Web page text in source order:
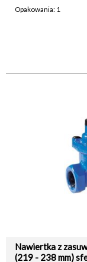
Opakowania: 1
Nawiertka z
(219 - 238 mm)